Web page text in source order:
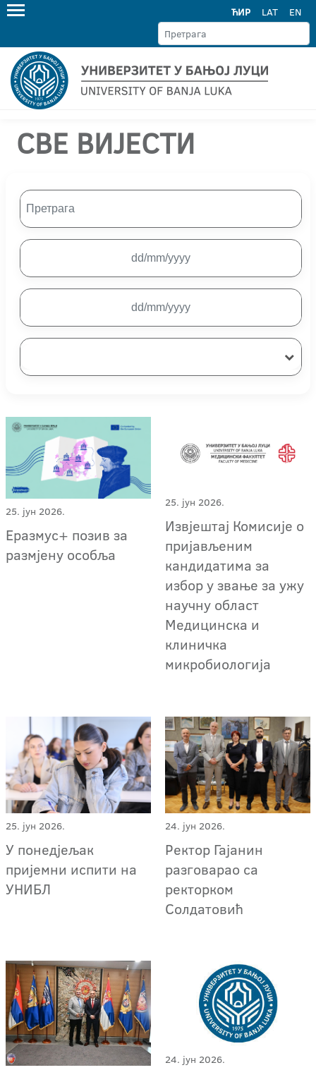
ЋИР LAT EN
СВЕ ВИЈЕСТИ
25. јун 2026.
Еразмус+ позив за
размјену особља
25. јун 2026.
Извјештај Комисије о
пријављеним
кандидатима за
избор у звање за ужу
научну област
Медицинска и
клиничка
микробиологија
25. јун 2026.
У понедјељак
пријемни испити на
УНИБЛ
24. јун 2026.
Ректор Гајанин
разговарао са
ректорком
Солдатовић
24. јун 2026.